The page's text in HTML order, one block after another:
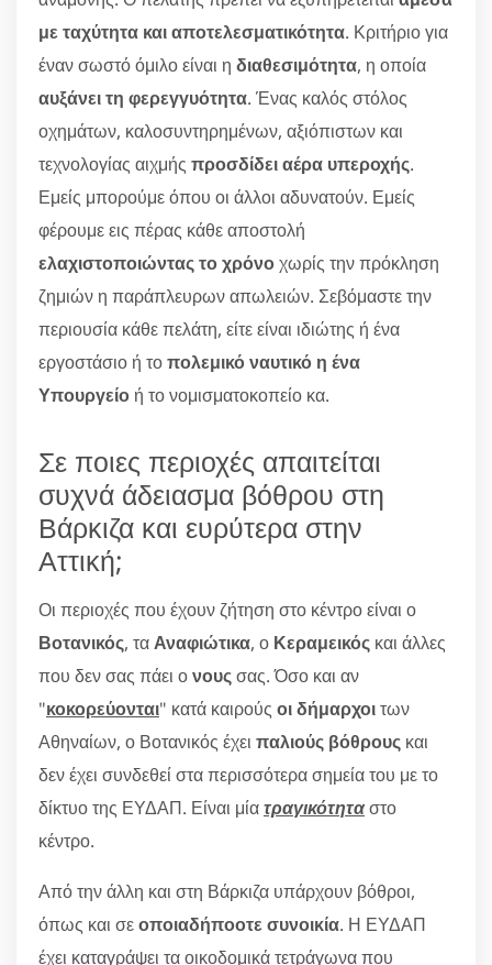
με ταχύτητα και αποτελεσματικότητα. Κριτήριο για
έναν σωστό όμιλο είναι η διαθεσιμότητα, η οποία
αυξάνει τη φερεγγυότητα. Ένας καλός στόλος
οχημάτων, καλοσυντηρημένων, αξιόπιστων και
τεχνολογίας αιχμής προσδίδει αέρα υπεροχής.
Εμείς μπορούμε όπου οι άλλοι αδυνατούν. Εμείς
φέρουμε εις πέρας κάθε αποστολή
ελαχιστοποιώντας το χρόνοχωρίς την πρόκληση
ζημιών η παράπλευρων απωλειών. Σεβόμαστε την
περιουσία κάθε πελάτη, είτε είναι ιδιώτης ή ένα
εργοστάσιο ή τοπολεμικό ναυτικό η ένα
Υπουργείο ή το νομισματοκοπείο κα.
Σε ποιες περιοχές απαιτείται
συχνά άδειασμα βόθρου στη
Βάρκιζα και ευρύτερα στην
Αττική;
Οι περιοχές που έχουν ζήτηση στο κέντρο είναι ο
Βοτανικός, ταΑναφιώτικα, ο Κεραμεικός και άλλες
που δεν σας πάει ονουςσας. Όσο και αν
"κοκορεύονται" κατά καιρούς οι δήμαρχοιτων
Αθηναίων, ο Βοτανικός έχει παλιούς βόθρους και
δεν έχει συνδεθεί στα περισσότερα σημεία του με το
δίκτυο της ΕΥΔΑΠ. Είναι μίατραγικότηταστο
κέντρο.
Από την άλλη και στη Βάρκιζα υπάρχουν βόθροι,
όπως και σεοποιαδήποοτε συνοικία. Η ΕΥΔΑΠ
έχει καταγράψει τα οικοδομικά τετράγωνα που